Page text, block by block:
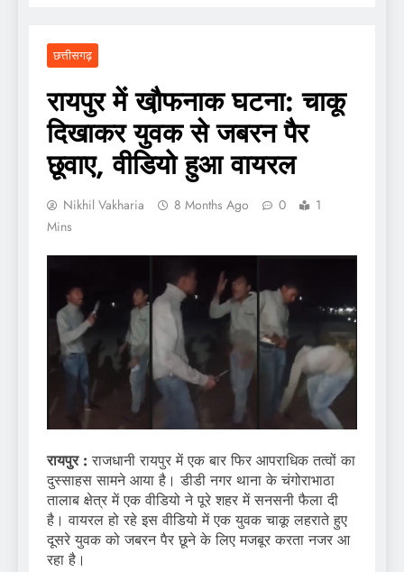
छत्तीसगढ़
रायपुर में खौ़फनाक घटना: चाकू
दिखाकर युवक से जबरन पैर
छूवाए, वीडियो हुआ वायरल
Nikhil Vakharia 8 Months Ago 0
1
Mins
रायपुर : राजधानी रायपुर में एक बार फिर आपराधिक तत्वों का
दुस्साहस सामने आया है। डीडी नगर थाना के चंगोराभाठा
तालाब क्षेत्र में एक वीडियो ने पूरे शहर में सनसनी फैला दी
है। वायरल हो रहे इस वीडियो में एक युवक चाकू लहराते हुए
दूसरे युवक को जबरन पैर छूने के लिए मजबूर करता नजर आ
रहा है।